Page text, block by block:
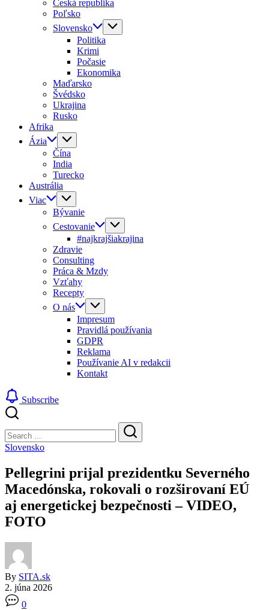
Česká republika
Poľsko
Slovensko
Politika
Krimi
Počasie
Ekonomika
Maďarsko
Švédsko
Ukrajina
Rusko
Afrika
Ázia
Čína
India
Turecko
Austrália
Viac
Bývanie
Cestovanie
#najkrajšiakrajina
Zdravie
Consulting
Práca & Mzdy
Vzťahy
Recepty
O nás
Impresum
Pravidlá používania
GDPR
Reklama
Používanie AI v redakcii
Kontakt
Subscribe
Search
Search
Slovensko
Pellegrini prijal prezidentku Severného
Macedónska, rokovali o rozširovaní EÚ
aj energetickej bezpečnosti – VIDEO,
FOTO
By SITA.sk
2. júna 2026
0